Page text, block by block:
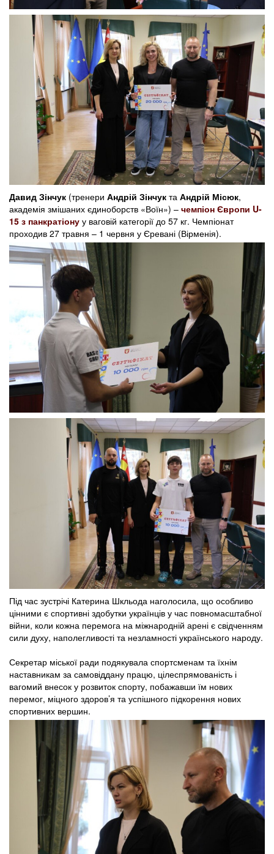
Давид Зінчук (тренери Андрій Зінчук та Андрій Місюк,
академія змішаних єдиноборств «Воїн») – чемпіон Європи U-
15 з панкратіону у ваговій категорії до 57 кг. Чемпіонат
проходив 27 травня – 1 червня у Єревані (Вірменія).
Під час зустрічі Катерина Шкльода наголосила, що особливо
цінними є спортивні здобутки українців у час повномасштабної
війни, коли кожна перемога на міжнародній арені є свідченням
сили духу, наполегливості та незламності українського народу.
Секретар міської ради подякувала спортсменам та їхнім
наставникам за самовіддану працю, цілеспрямованість і
вагомий внесок у розвиток спорту, побажавши їм нових
перемог, міцного здоров’я та успішного підкорення нових
спортивних вершин.